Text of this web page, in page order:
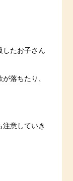
したお子さん
落ちたり、
意していき